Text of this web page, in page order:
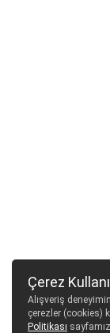
Çerez
Alışveriş
çerezler (cookies)
Politikası